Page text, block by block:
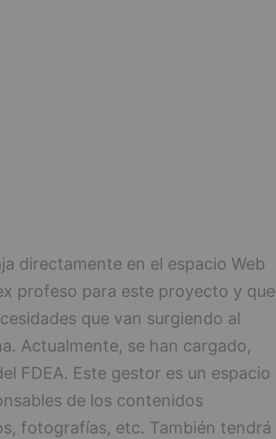
directamente en el espacio Web
profeso para este proyecto y que
que van surgiendo al
Actualmente, se han cargado,
FDEA. Este gestor es un espacio
de los contenidos
fotografías, etc. También tendrá